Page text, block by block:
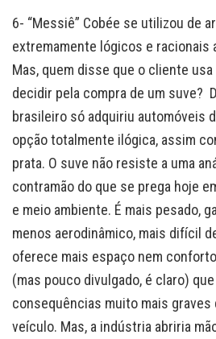
6- “Messiê” Cobée se utilizou de
extremamente lógicos e racionais
Mas, quem disse que o cliente
decidir pela compra de um suve?
brasileiro só adquiriu automóveis
opção totalmente ilógica, assim
prata. O suve não resiste a uma
contramão do que se prega hoje
e meio ambiente. É mais pesado,
menos aerodinâmico, mais difícil
oferece mais espaço nem
(mas pouco divulgado, é claro)
consequências muito mais
veículo. Mas, a indústria abriria